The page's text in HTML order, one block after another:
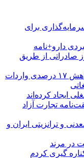
برای
دارو+نامه
صادراتی از طریق
تجارت آزاد
و ترانزیتی ایران و
در مرند
گیری کردم